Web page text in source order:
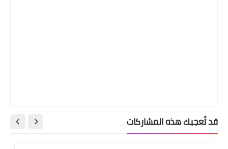
قد تُعجبك هذه المشاركات